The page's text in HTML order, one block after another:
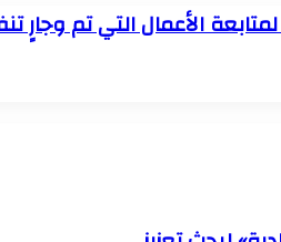
الأعمال التي تم وجارٍ